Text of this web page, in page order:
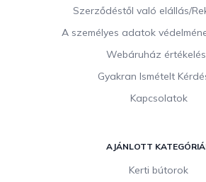
Szerződéstől való elállás/
A személyes adatok
Webáruház
Gyakran Ismételt
Kapcsolatok
AJÁNLOTT
Kerti bútorok